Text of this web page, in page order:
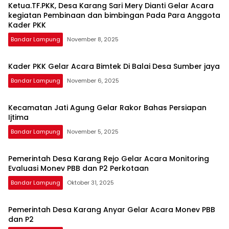
Ketua.TF.PKK, Desa Karang Sari Mery Dianti Gelar Acara
kegiatan Pembinaan dan bimbingan Pada Para Anggota
Kader PKK
Bandar Lampung November 8, 2025
Kader PKK Gelar Acara Bimtek Di Balai Desa Sumber jaya
Bandar Lampung November 6, 2025
Kecamatan Jati Agung Gelar Rakor Bahas Persiapan
Ijtima
Bandar Lampung November 5, 2025
Pemerintah Desa Karang Rejo Gelar Acara Monitoring
Evaluasi Monev PBB dan P2 Perkotaan
Bandar Lampung Oktober 31, 2025
Pemerintah Desa Karang Anyar Gelar Acara Monev PBB
dan P2